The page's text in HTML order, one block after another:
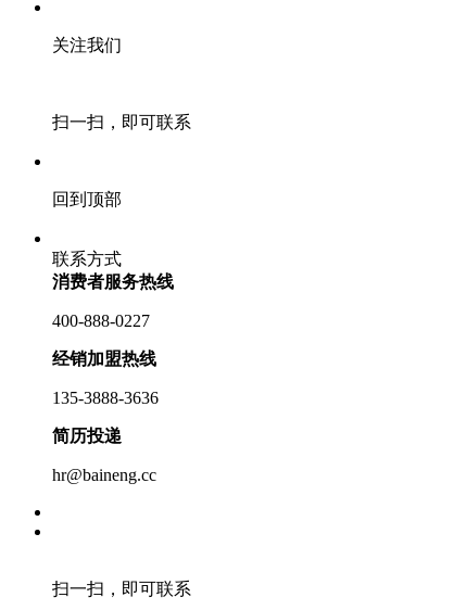
关注我们
扫一扫，即可联系
回到顶部
联系方式
消费者服务热线
400-888-0227
经销加盟热线
135-3888-3636
简历投递
hr@baineng.cc
扫一扫，即可联系